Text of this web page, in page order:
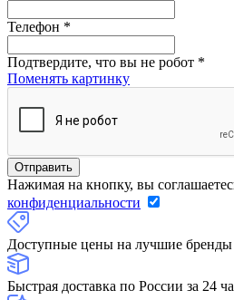
Телефон *
Подтвердите, что вы не робот *
Поменять картинку
Нажимая на кнопку, вы
конфиденциальности
Доступные цены на лучшие бренды
Быстрая доставка по России за 24